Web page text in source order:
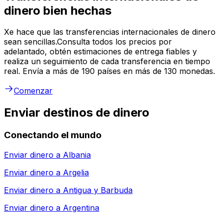
dinero bien hechas
Xe hace que las transferencias internacionales de dinero
sean sencillas.Consulta todos los precios por
adelantado, obtén estimaciones de entrega fiables y
realiza un seguimiento de cada transferencia en tiempo
real. Envía a más de 190 países en más de 130 monedas.
Comenzar
Enviar destinos de dinero
Conectando el mundo
Enviar dinero a Albania
Enviar dinero a Argelia
Enviar dinero a Antigua y Barbuda
Enviar dinero a Argentina